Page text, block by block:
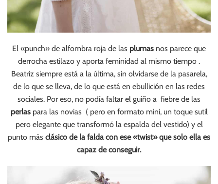
El «punch» de alfombra roja de las plumas nos parece que
derrocha estilazo y aporta feminidad al mismo tiempo .
Beatriz siempre está a la última, sin olvidarse de la pasarela,
de lo que se lleva, de lo que está en ebullición en las redes
sociales. Por eso, no podía faltar el guiño a fiebre de las
perlaspara las novias ( pero en formato mini, un toque sutil
pero elegante que transformó la espalda del vestido) y el
punto más clásico de la falda con ese «twist» que solo ella es
capaz de conseguir.